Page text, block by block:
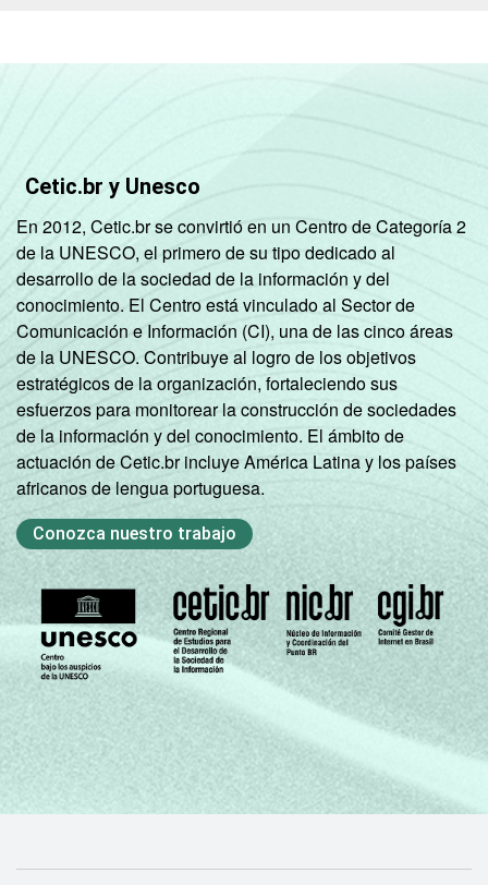
Cetic.br y Unesco
En 2012, Cetic.br se convirtió en un Centro de Categoría 2
de la UNESCO, el primero de su tipo dedicado al
desarrollo de la sociedad de la información y del
conocimiento. El Centro está vinculado al Sector de
Comunicación e Información (CI), una de las cinco áreas
de la UNESCO. Contribuye al logro de los objetivos
estratégicos de la organización, fortaleciendo sus
esfuerzos para monitorear la construcción de sociedades
de la información y del conocimiento. El ámbito de
actuación de Cetic.br incluye América Latina y los países
africanos de lengua portuguesa.
Conozca nuestro trabajo